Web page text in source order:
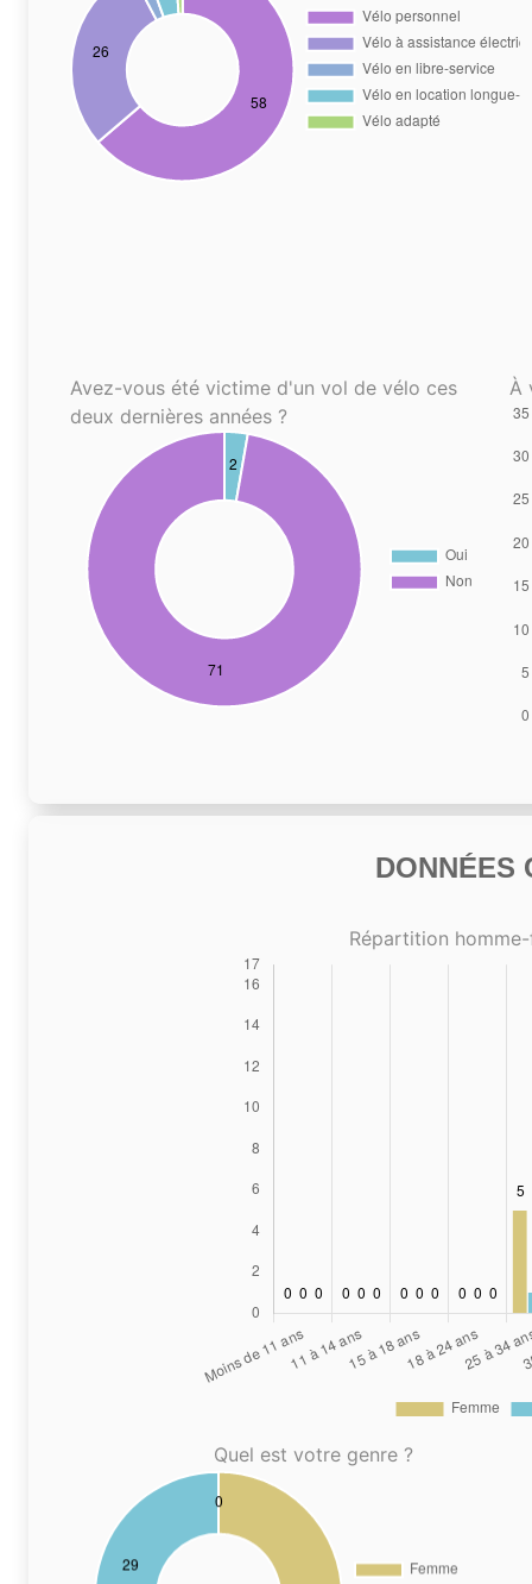
Avez-vous été victime d'un vol de vélo ces
deux dernières années ?
À
DONNÉES
Répartition
Quel est votre genre ?